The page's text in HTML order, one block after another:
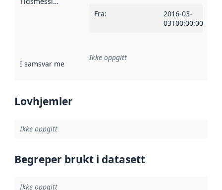
Fra:
2016-03-
03T00:00:00Z
I samsvar med Referanse til en implementasjonsregel
Ikke oppgitt
Lovhjemler
Ikke oppgitt
Begreper brukt i datasett
Ikke oppgitt